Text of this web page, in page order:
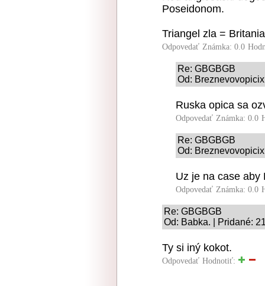
Poseidonom.
Triangel zla =
Odpovedať Známka: 0.0
Re: GBGBGB
Od:
Ruska opica sa
Odpovedať Známka: 0.0
Re: GBGBGB
Od:
Uz je na case aby
Odpovedať Známka: 0.0
Re: GBGBGB
Od: Babka. | Pridané:
Ty si iný kokot.
Odpovedať Hodnotiť: